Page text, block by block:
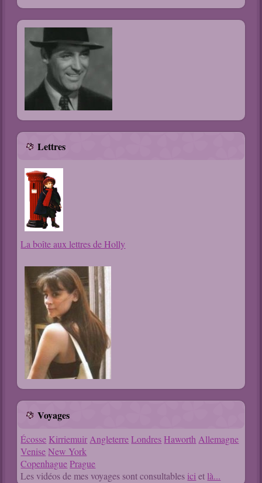
Lettres
La boîte aux lettres de Holly
Voyages
Écosse Kirriemuir Angleterre Londres Haworth Allemagne
Venise New York
Copenhague Prague
Les vidéos de mes voyages sont consultables ici etlà...